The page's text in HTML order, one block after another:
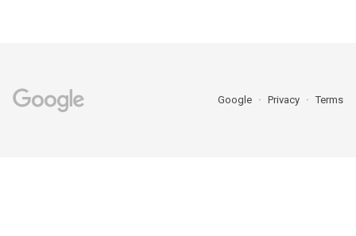
Google Privacy Terms